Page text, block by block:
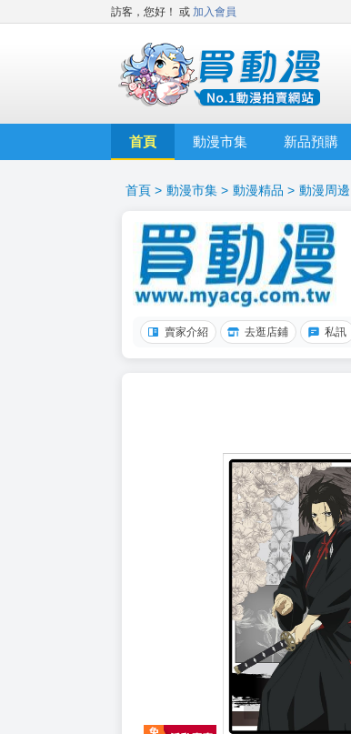
訪客，您好！ 或 加入會員
首頁 動漫市集 新品預購
首頁 > 動漫市集 > 動漫精品 > 動漫周邊
賣家介紹 去逛店鋪 私訊